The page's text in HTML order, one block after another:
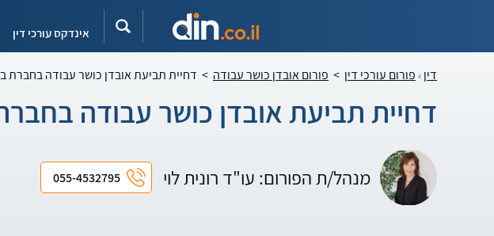
אינדקס עורכי דין
דין פורום עורכי דין > פורום אובדן כושר עבודה > דחיית תביעת אובדן כושר עבודה בחברת
דחיית תביעת אובדן כושר עבודה
מנהל/ת הפורום: עו"ד רונית לוי 055-4532795